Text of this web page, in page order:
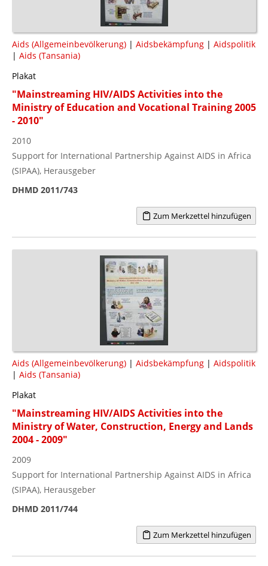
Aids (Allgemeinbevölkerung) | Aidsbekämpfung | Aidspolitik
| Aids (Tansania)
Plakat
"Mainstreaming HIV/AIDS Activities into the
Ministry of Education and Vocational Training 2005
- 2010"
2010
Support for International Partnership Against AIDS in Africa
(SIPAA), Herausgeber
DHMD 2011/743
Zum Merkzettel hinzufügen
Aids (Allgemeinbevölkerung) | Aidsbekämpfung | Aidspolitik
| Aids (Tansania)
Plakat
"Mainstreaming HIV/AIDS Activities into the
Ministry of Water, Construction, Energy and Lands
2004 - 2009"
2009
Support for International Partnership Against AIDS in Africa
(SIPAA), Herausgeber
DHMD 2011/744
Zum Merkzettel hinzufügen